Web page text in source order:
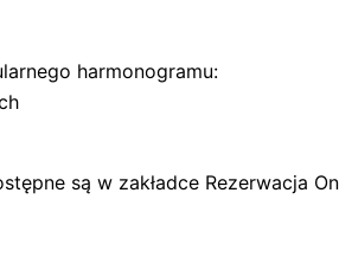
harmonogramu:
są w zakładce Rezerwacja